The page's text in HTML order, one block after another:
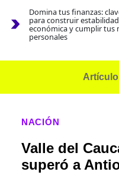
Domina tus finanzas:
para construir estabilidad
económica y cumplir tus
personales
NACIÓN
Valle del
superó a